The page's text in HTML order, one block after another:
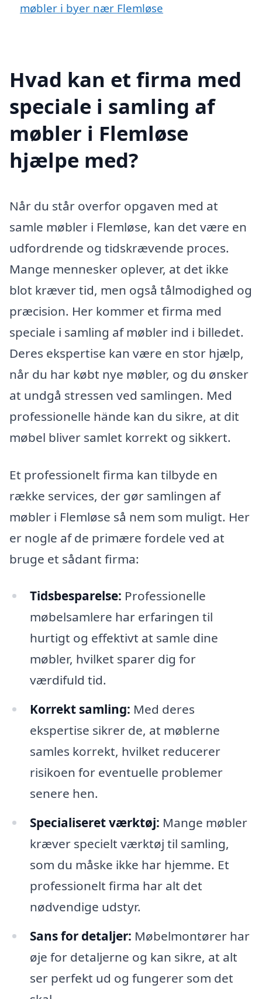
møbler i byer nær Flemløse
Hvad kan et firma med
speciale i samling af
møbler i Flemløse
hjælpe med?
Når du står overfor opgaven med at
samle møbler i Flemløse, kan det være en
udfordrende og tidskrævende proces.
Mange mennesker oplever, at det ikke
blot kræver tid, men også tålmodighed og
præcision. Her kommer et firma med
speciale i samling af møbler ind i billedet.
Deres ekspertise kan være en stor hjælp,
når du har købt nye møbler, og du ønsker
at undgå stressen ved samlingen. Med
professionelle hände kan du sikre, at dit
møbel bliver samlet korrekt og sikkert.
Et professionelt firma kan tilbyde en
række services, der gør samlingen af
møbler i Flemløse så nem som muligt. Her
er nogle af de primære fordele ved at
bruge et sådant firma:
Tidsbesparelse: Professionelle
møbelsamlere har erfaringen til
hurtigt og effektivt at samle dine
møbler, hvilket sparer dig for
værdifuld tid.
Korrekt samling: Med deres
ekspertise sikrer de, at møblerne
samles korrekt, hvilket reducerer
risikoen for eventuelle problemer
senere hen.
Specialiseret værktøj: Mange møbler
kræver specielt værktøj til samling,
som du måske ikke har hjemme. Et
professionelt firma har alt det
nødvendige udstyr.
Sans for detaljer: Møbelmontører har
øje for detaljerne og kan sikre, at alt
ser perfekt ud og fungerer som det